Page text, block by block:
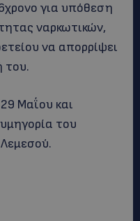
για υπόθεση
ναρκωτικών,
να απορρίψει
του.
Μαΐου και
του